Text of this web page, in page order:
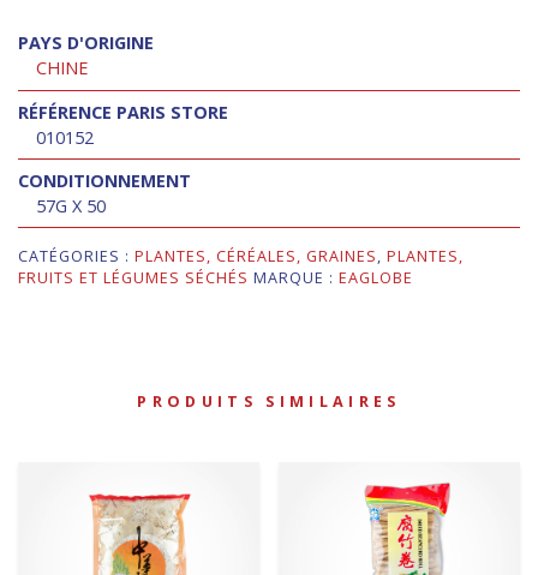
PAYS D'ORIGINE
CHINE
RÉFÉRENCE PARIS STORE
010152
CONDITIONNEMENT
57G X 50
CATÉGORIES : PLANTES, CÉRÉALES, GRAINES, PLANTES,
FRUITS ET LÉGUMES SÉCHÉS MARQUE : EAGLOBE
PRODUITS SIMILAIRES